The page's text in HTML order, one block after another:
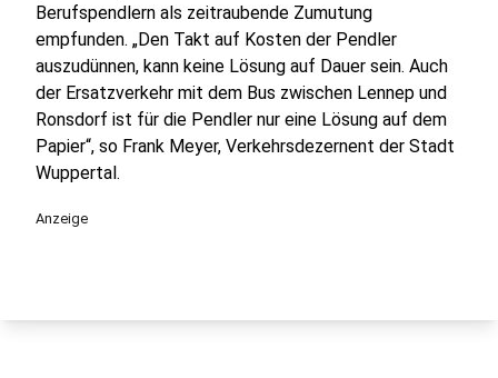
Berufspendlern als zeitraubende Zumutung
empfunden. „Den Takt auf Kosten der Pendler
auszudünnen, kann keine Lösung auf Dauer sein. Auch
der Ersatzverkehr mit dem Bus zwischen Lennep und
Ronsdorf ist für die Pendler nur eine Lösung auf dem
Papier“, so Frank Meyer, Verkehrsdezernent der Stadt
Wuppertal.
Anzeige